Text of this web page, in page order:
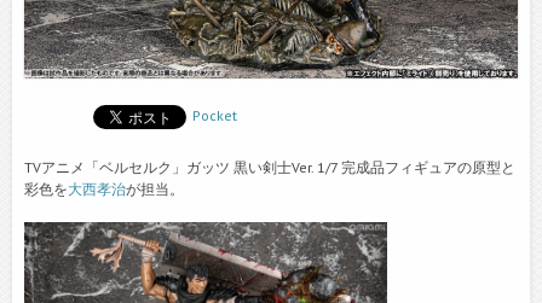
Pocket
TVアニメ「ベルセルク」ガッツ 黒い剣士Ver. 1/7 完成品フィギュアの原型と
彩色を大西孝治が担当。